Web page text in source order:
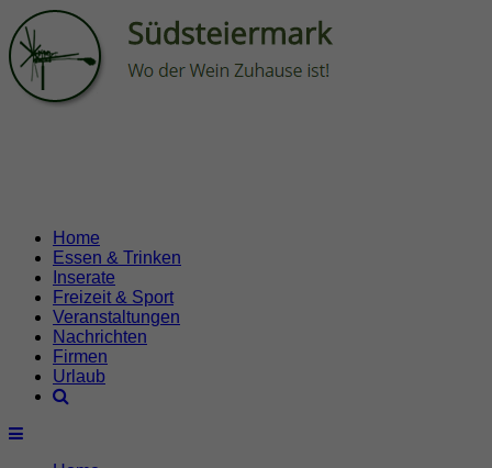
Home
Essen & Trinken
Inserate
Freizeit & Sport
Veranstaltungen
Nachrichten
Firmen
Urlaub